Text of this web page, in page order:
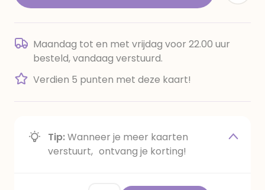
Maandag tot en met vrijdag voor 22.00 uur
besteld, vandaag verstuurd.
Verdien 5 punten met deze kaart!
Tip:Wanneer je meer kaarten
verstuurt, ontvang je korting!